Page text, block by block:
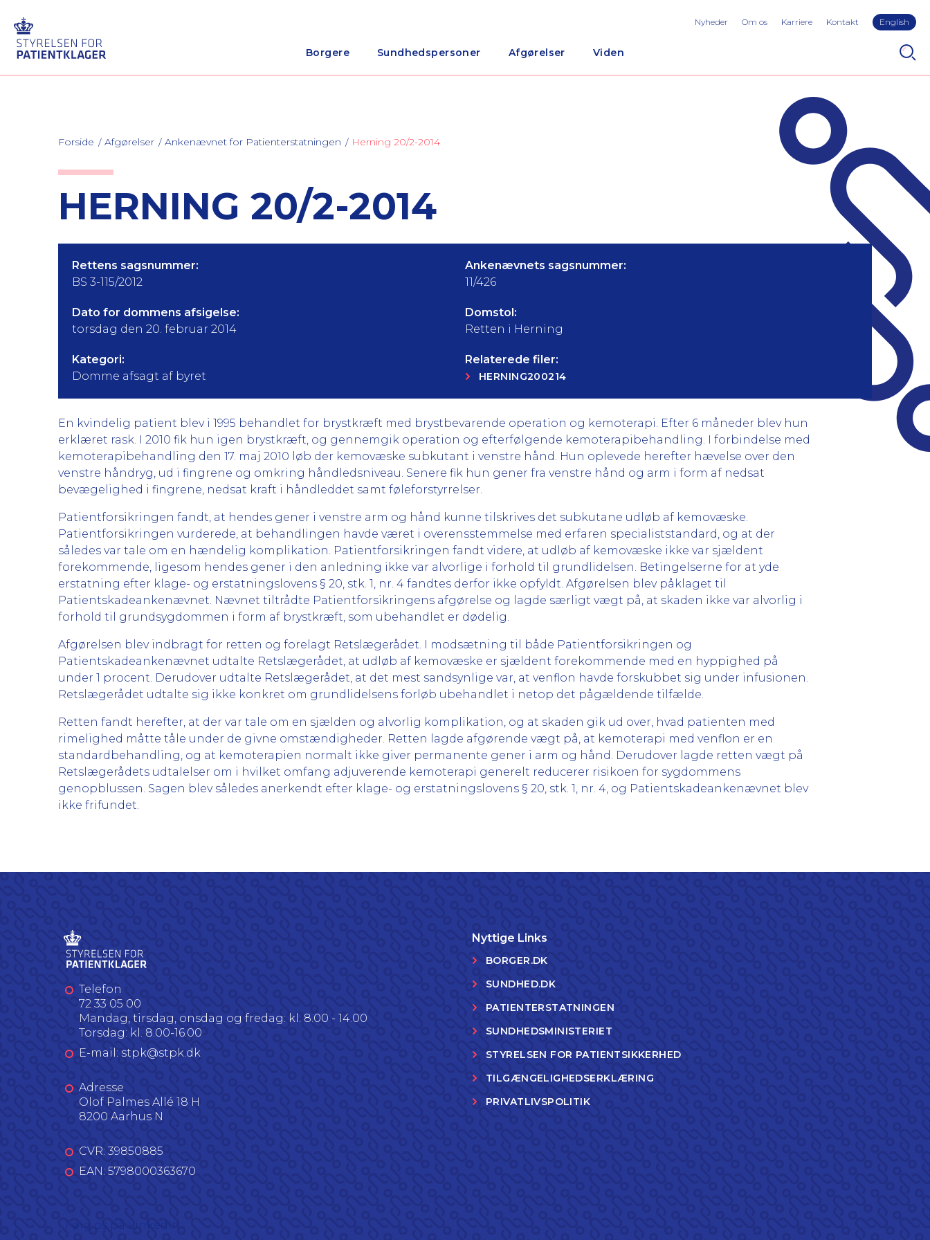
Borgere Sundhedspersoner Afgørelser Viden
Nyheder Om os Karriere Kontakt English
Forside Afgørelser Ankenævnet for Patienterstatningen Herning 20/2-2014
HERNING 20/2-2014
Rettens sagsnummer:
BS 3-115/2012
Ankenævnets sagsnummer:
11/426
Dato for dommens afsigelse:
torsdag den 20. februar 2014
Domstol:
Retten i Herning
Kategori:
Domme afsagt af byret
Relaterede filer:
HERNING200214
En kvindelig patient blev i 1995 behandlet for brystkræft med brystbevarende operation og kemoterapi. Efter 6 måneder blev hun
erklæret rask. I 2010 fik hun igen brystkræft, og gennemgik operation og efterfølgende kemoterapibehandling. I forbindelse med
kemoterapibehandling den 17. maj 2010 løb der kemovæske subkutant i venstre hånd. Hun oplevede herefter hævelse over den
venstre håndryg, ud i fingrene og omkring håndledsniveau. Senere fik hun gener fra venstre hånd og arm i form af nedsat
bevægelighed i fingrene, nedsat kraft i håndleddet samt føleforstyrrelser.
Patientforsikringen fandt, at hendes gener i venstre arm og hånd kunne tilskrives det subkutane udløb af kemovæske.
Patientforsikringen vurderede, at behandlingen havde været i overensstemmelse med erfaren specialiststandard, og at der
således var tale om en hændelig komplikation. Patientforsikringen fandt videre, at udløb af kemovæske ikke var sjældent
forekommende, ligesom hendes gener i den anledning ikke var alvorlige i forhold til grundlidelsen. Betingelserne for at yde
erstatning efter klage- og erstatningslovens § 20, stk. 1, nr. 4 fandtes derfor ikke opfyldt. Afgørelsen blev påklaget til
Patientskadeankenævnet. Nævnet tiltrådte Patientforsikringens afgørelse og lagde særligt vægt på, at skaden ikke var alvorlig i
forhold til grundsygdommen i form af brystkræft, som ubehandlet er dødelig.
Afgørelsen blev indbragt for retten og forelagt Retslægerådet. I modsætning til både Patientforsikringen og
Patientskadeankenævnet udtalte Retslægerådet, at udløb af kemovæske er sjældent forekommende med en hyppighed på
under 1 procent. Derudover udtalte Retslægerådet, at det mest sandsynlige var, at venflon havde forskubbet sig under infusionen.
Retslægerådet udtalte sig ikke konkret om grundlidelsens forløb ubehandlet i netop det pågældende tilfælde.
Retten fandt herefter, at der var tale om en sjælden og alvorlig komplikation, og at skaden gik ud over, hvad patienten med
rimelighed måtte tåle under de givne omstændigheder. Retten lagde afgørende vægt på, at kemoterapi med venflon er en
standardbehandling, og at kemoterapien normalt ikke giver permanente gener i arm og hånd. Derudover lagde retten vægt på
Retslægerådets udtalelser om i hvilket omfang adjuverende kemoterapi generelt reducerer risikoen for sygdommens
genopblussen. Sagen blev således anerkendt efter klage- og erstatningslovens § 20, stk. 1, nr. 4, og Patientskadeankenævnet blev
ikke frifundet.
Telefon
72 33 05 00
Mandag, tirsdag, onsdag og fredag: kl. 8.00 - 14.00
Torsdag: kl. 8.00-16.00
E-mail: stpk@stpk.dk
Adresse
Olof Palmes Allé 18 H
8200 Aarhus N
CVR: 39850885
EAN: 5798000363670
Nyttige Links
BORGER.DK
SUNDHED.DK
PATIENTERSTATNINGEN
SUNDHEDSMINISTERIET
STYRELSEN FOR PATIENTSIKKERHED
TILGÆNGELIGHEDSERKLÆRING
PRIVATLIVSPOLITIK